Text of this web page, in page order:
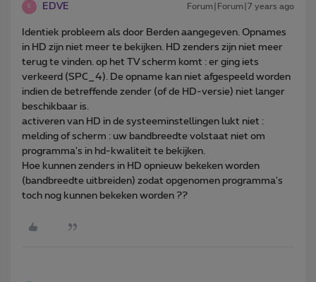
E EDVE Forum|Forum|7 years ago
Identiek probleem als door Berden aangegeven. Opnames
in HD zijn niet meer te bekijken. HD zenders zijn niet meer
terug te vinden. op het TV scherm komt : er ging iets
verkeerd (SPC_4). De opname kan niet afgespeeld worden
indien de betreffende zender (of de HD-versie) niet langer
beschikbaar is.
activeren van HD in de systeeminstellingen lukt niet :
melding of scherm : uw bandbreedte volstaat niet om
programma's in hd-kwaliteit te bekijken.
Hoe kunnen zenders in HD opnieuw bekeken worden
(bandbreedte uitbreiden) zodat opgenomen programma's
toch nog kunnen bekeken worden ??